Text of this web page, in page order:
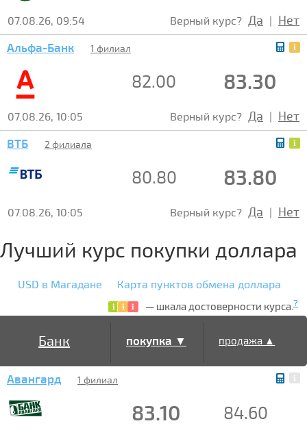
07.08.26, 09:54 Верный курс? Да | Нет
Альфа-Банк 1 филиал
82.00 83.30
07.08.26, 10:05 Верный курс? Да | Нет
ВТБ 2 филиала
80.80 83.80
07.08.26, 10:05 Верный курс? Да | Нет
Лучший курс покупки доллара
USD в Магадане Карта пунктов обмена доллара
— шкала достоверности курса.?
Банк покупка ▼ продажа ▲
Авангард 1 филиал
83.10 84.60